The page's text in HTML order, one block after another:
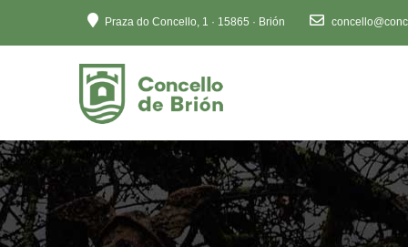
web
inclúe
un
sistema
de
Praza do Concello, 1 · 15865 · Brión